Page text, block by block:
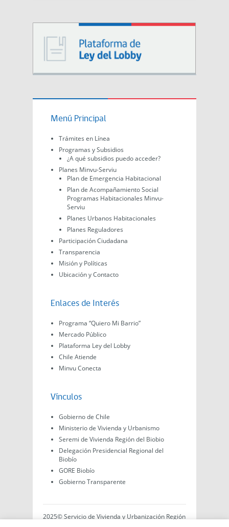
Menú Principal
Trámites en Línea
Programas y Subsidios
¿A qué subsidios puedo acceder?
Planes Minvu-Serviu
Plan de Emergencia Habitacional
Plan de Acompañamiento Social
Programas Habitacionales Minvu-
Serviu
Planes Urbanos Habitacionales
Planes Reguladores
Participación Ciudadana
Transparencia
Misión y Políticas
Ubicación y Contacto
Enlaces de Interés
Programa “Quiero Mi Barrio”
Mercado Público
Plataforma Ley del Lobby
Chile Atiende
Minvu Conecta
Vínculos
Gobierno de Chile
Ministerio de Vivienda y Urbanismo
Seremi de Vivienda Región del Biobio
Delegación Presidencial Regional del
Biobío
GORE Biobío
Gobierno Transparente
2025© Servicio de Vivienda y Urbanización Región